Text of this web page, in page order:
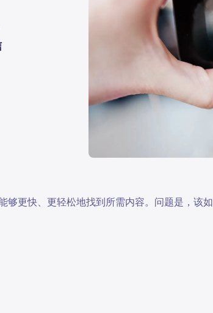
够更快、更轻松地找到所需内容。问题是，该如